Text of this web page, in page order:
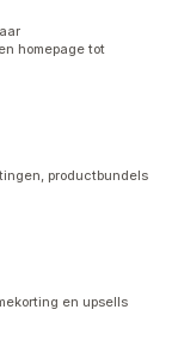
homepage tot
productbundels
en upsells